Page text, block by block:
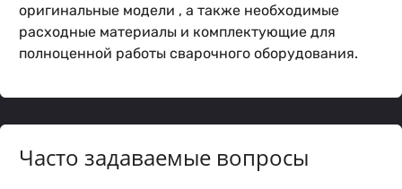
оригинальные модели , а также необходимые
расходные материалы и комплектующие для
полноценной работы сварочного оборудования.
Часто задаваемые вопросы